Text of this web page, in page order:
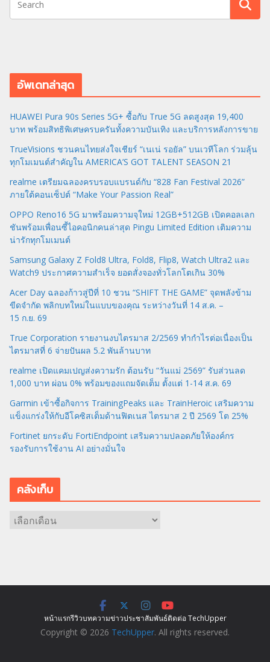
อัพเดทล่าสุด
HUAWEI Pura 90s Series 5G+ ซื้อกับ True 5G ลดสูงสุด 19,400
บาท พร้อมสิทธิพิเศษครบครันทั้งความบันเทิง และบริการหลังการขาย
TrueVisions ชวนคนไทยส่งใจเชียร์ “เนเน่ รอยัล” บนเวทีโลก ร่วมลุ้น
ทุกโมเมนต์สำคัญใน AMERICA’S GOT TALENT SEASON 21
realme เตรียมฉลองครบรอบแบรนด์กับ “828 Fan Festival 2026”
ภายใต้คอนเซ็ปต์ “Make Your Passion Real”
OPPO Reno16 5G มาพร้อมความจุใหม่ 12GB+512GB เปิดคอลเลก
ชันพร้อมเพื่อนซี้ไอคอนิกคนล่าสุด Pingu Limited Edition เติมความ
น่ารักทุกโมเมนต์
Samsung Galaxy Z Fold8 Ultra, Fold8, Flip8, Watch Ultra2 และ
Watch9 ประกาศความสำเร็จ ยอดสั่งจองทั่วโลกโตเกิน 30%
Acer Day ฉลองก้าวสู่ปีที่ 10 ชวน “SHIFT THE GAME” จุดพลังข้าม
ขีดจำกัด พลิกบทใหม่ในแบบของคุณ ระหว่างวันที่ 14 ส.ค. –
15 ก.ย. 69
True Corporation รายงานงบไตรมาส 2/2569 ทำกำไรต่อเนื่องเป็น
ไตรมาสที่ 6 จ่ายปันผล 5.2 พันล้านบาท
realme เปิดแคมเปญส่งความรัก ต้อนรับ “วันแม่ 2569” รับส่วนลด
1,000 บาท ผ่อน 0% พร้อมของแถมจัดเต็ม ตั้งแต่ 1-14 ส.ค. 69
Garmin เข้าซื้อกิจการ TrainingPeaks และ TrainHeroic เสริมความ
แข็งแกร่งให้กับอีโคซิสเต็มด้านฟิตเนส ไตรมาส 2 ปี 2569 โต 25%
Fortinet ยกระดับ FortiEndpoint เสริมความปลอดภัยให้องค์กร
รองรับการใช้งาน AI อย่างมั่นใจ
คลังเก็บ
หน้าแรกรีวิวบทความข่าวประชาสัมพันธ์ติดต่อ TechUpper
Copyright © 2026 TechUpper. All rights reserved.